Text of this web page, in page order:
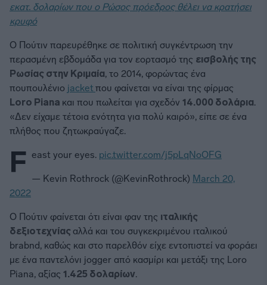
εκατ. δολαρίων που ο Ρώσος πρόεδρος θέλει να κρατήσει
κρυφό
Ο Πούτιν παρευρέθηκε σε πολιτική συγκέντρωση την
περασμένη εβδομάδα για τον εορτασμό της εισβολής της
Ρωσίας στην Κριμαία, το 2014, φορώντας ένα
πουπουλένιο jacket που φαίνεται να είναι της φίρμας
Loro Piana και που πωλείται για σχεδόν 14.000 δολάρια.
«Δεν είχαμε τέτοια ενότητα για πολύ καιρό», είπε σε ένα
πλήθος που ζητωκραύγαζε.
F east your eyes. pic.twitter.com/j5pLqNoOFG
— Kevin Rothrock (@KevinRothrock) March 20,
2022
Ο Πούτιν φαίνεται ότι είναι φαν της ιταλικής
δεξιοτεχνίας αλλά και του συγκεκριμένου ιταλικού
brabnd, καθώς και στο παρελθόν είχε εντοπιστεί να φοράει
με ένα παντελόνι jogger από κασμίρι και μετάξι της Loro
Piana, αξίας 1.425 δολαρίων.